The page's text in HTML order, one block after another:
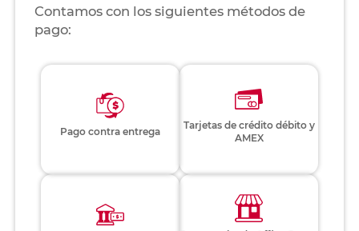
Contamos con los siguientes métodos de
pago:
Pago contra entrega
Tarjetas de crédito débito y
AMEX